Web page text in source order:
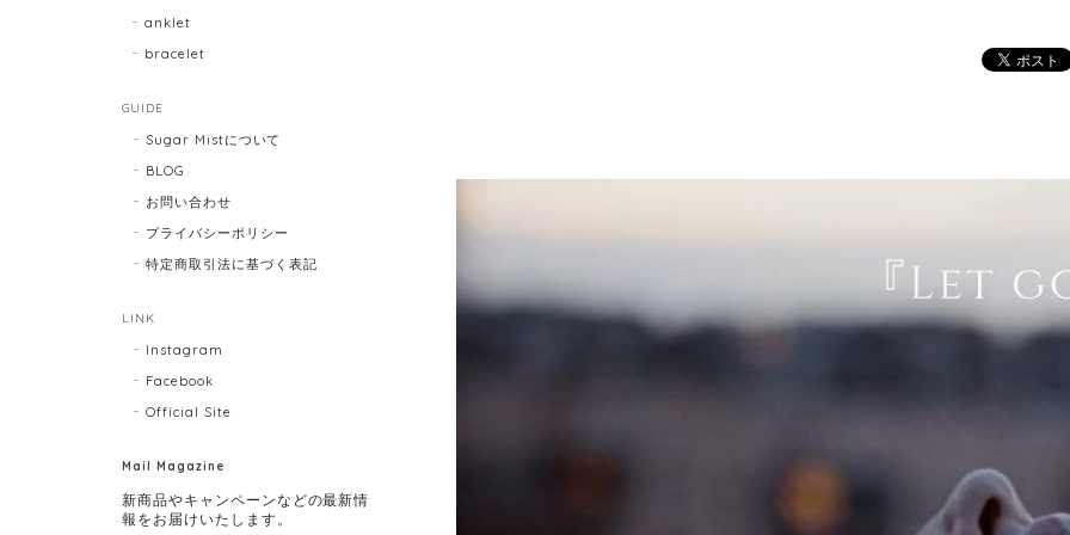
anklet
bracelet
GUIDE
Sugar Mistについて
BLOG
お問い合わせ
プライバシーポリシー
特定商取引法に基づく表記
LINK
Instagram
Facebook
Official Site
Mail Magazine
新商品やキャンペーンなどの最新情
報をお届けいたします。